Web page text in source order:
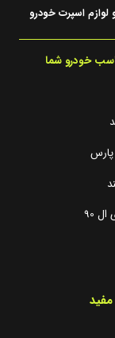
اسپرت خودرو
خودرو شما
90